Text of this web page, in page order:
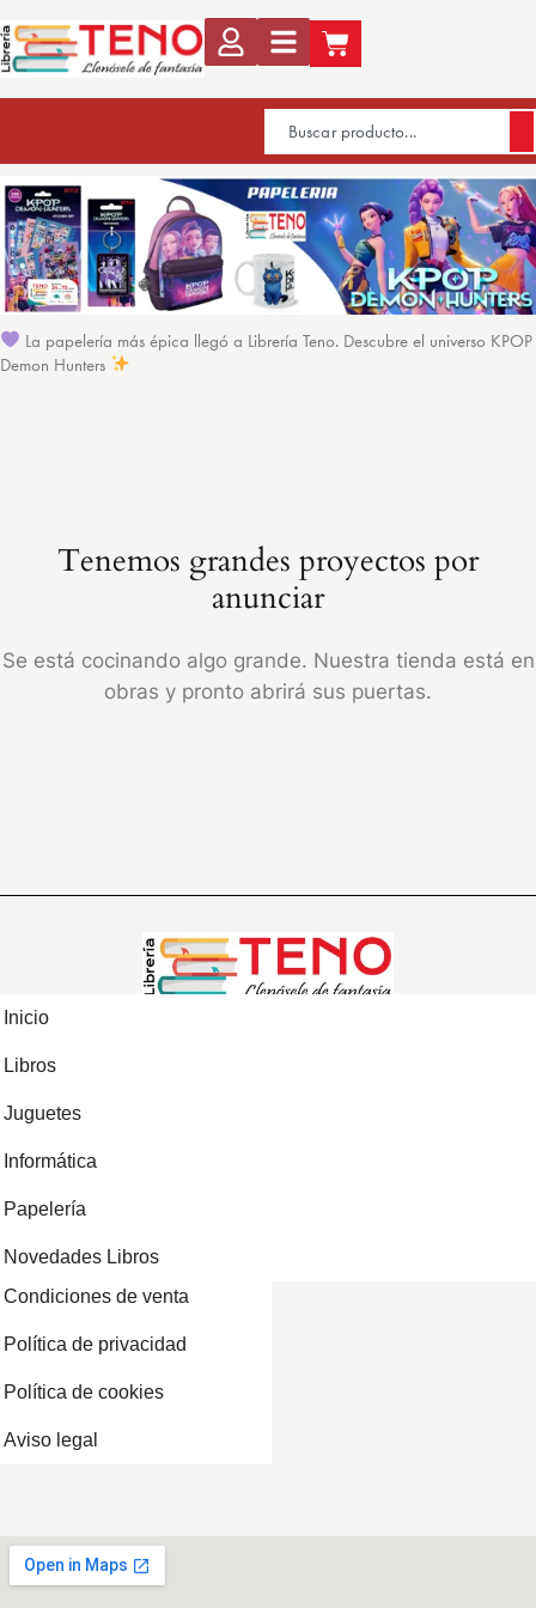
La papelería más épica llegó a Librería Teno. Descubre el universo KPOP
Demon Hunters
Tenemos grandes proyectos por
anunciar
Se está cocinando algo grande. Nuestra tienda está en
obras y pronto abrirá sus puertas.
Inicio
Libros
Juguetes
Informática
Papelería
Novedades Libros
Condiciones de venta
Política de privacidad
Política de cookies
Aviso legal